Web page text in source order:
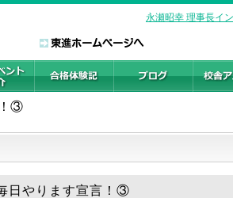
永瀬昭幸 理事長イ
！③
日やります宣言！③